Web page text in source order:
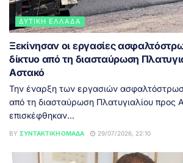
ΔΥΤΙΚΉ ΕΛΛΆΔΑ
Ξεκίνησαν οι εργασίες
δίκτυο από τη διασταύρωση
Αστακό
Την έναρξη των εργασιών
από τη διασταύρωση Πλατυγιαλίου προς
επισκέφθηκαν...
BY ΣΥΝΤΑΚΤΙΚΉ ΟΜΆΔΑ 29/07/2026, 22:10